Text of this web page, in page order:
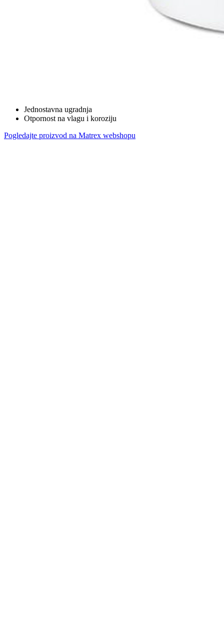
Jednostavna ugradnja
Otpornost na vlagu i koroziju
Pogledajte proizvod na Matrex webshopu